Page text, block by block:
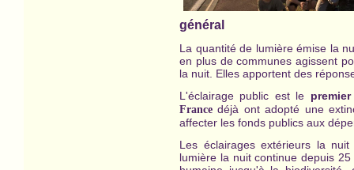
général
La quantité de lumière émise la
en plus de communes agissent
la nuit. Elles apportent des
L'éclairage public est le premier
Francedéjà ont adopté une
affecter les fonds publics aux
Les éclairages extérieurs la
lumière la nuit continue depuis